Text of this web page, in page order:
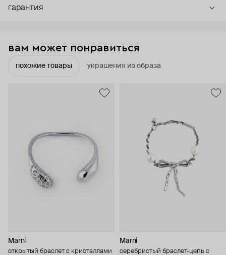
гарантия
вам может понравиться
похожие товары украшения из образа
Marni
открытый браслет с кристаллами
Marni
серебристый браслет-цепь с